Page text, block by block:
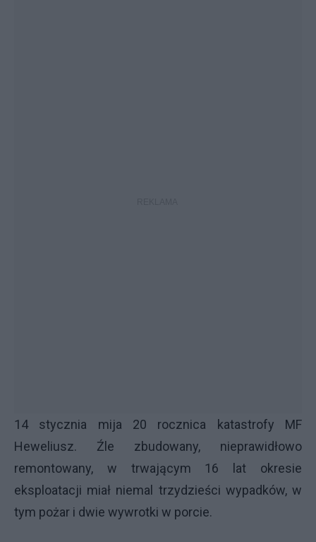
14 stycznia mija 20 rocznica katastrofy MF
Heweliusz. Źle zbudowany, nieprawidłowo
remontowany, w trwającym 16 lat okresie
eksploatacji miał niemal trzydzieści wypadków, w
tym pożar i dwie wywrotki w porcie.